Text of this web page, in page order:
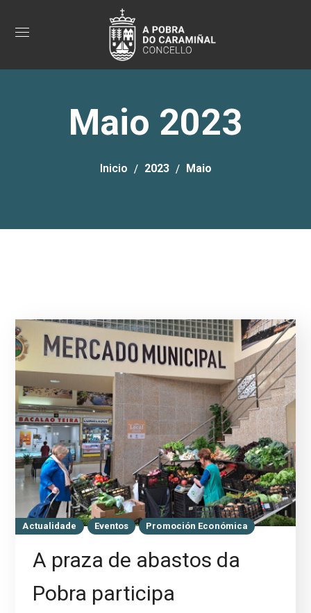
Maio 2023
Inicio 2023 Maio
Actualidade Eventos Promoción Económica
A praza de abastos da
Pobra participa